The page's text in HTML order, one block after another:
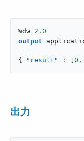
%dw 2.0
output
---
{
"result" : [ 0 ,
出力